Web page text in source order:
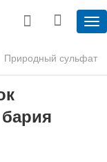
Природный сульфат
сульфат бария